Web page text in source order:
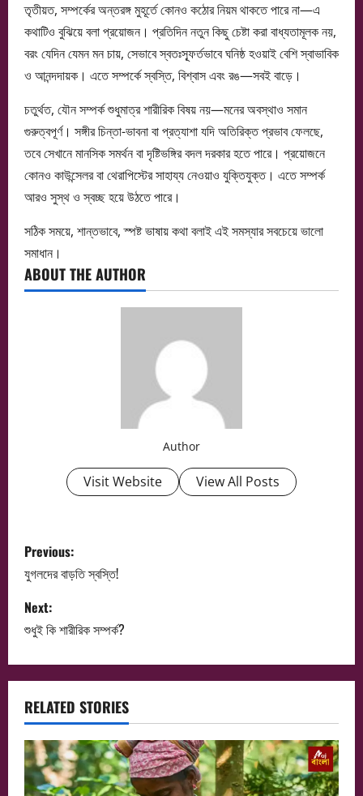
তৃতীয়ত, সম্পর্কের অন্তরঙ্গ মুহূর্তে কোনও কঠোর নিয়ম থাকতে পারে না—এ
কথাটিও বুঝিয়ে বলা প্রয়োজন। প্রতিদিন নতুন কিছু চেষ্টা করা বাধ্যতামূলক নয়,
বরং যেদিন যেমন মন চায়, সেভাবে স্বতঃস্ফূর্তভাবে ঘনিষ্ঠ হওয়াই বেশি স্বাভাবিক
ও আনন্দদায়ক। এতে সম্পর্কে স্বস্তি, বিশ্বাস এবং রঙ—সবই বাড়ে।
চতুর্থত, যৌন সম্পর্ক শুধুমাত্র শারীরিক বিষয় নয়—মনের অবস্থাও সমান
গুরুত্বপূর্ণ। সঙ্গীর চিন্তা-ভাবনা বা প্রত্যাশা যদি অতিরিক্ত প্রভাব ফেলছে,
তবে সেখানে মানসিক সমর্থন বা দৃষ্টিভঙ্গির বদল দরকার হতে পারে। প্রয়োজনে
কোনও কাউন্সেলর বা থেরাপিস্টের সাহায্য নেওয়াও যুক্তিযুক্ত। এতে সম্পর্ক
আরও সুস্থ ও স্বচ্ছ হয়ে উঠতে পারে।
সঠিক সময়ে, শান্তভাবে, স্পষ্ট ভাষায় কথা বলাই এই সমস্যার সবচেয়ে ভালো
সমাধান।
ABOUT THE AUTHOR
Author
Visit Website View All Posts
P
o
s
n
a
v
i
Previous:
যুগলদের বাড়তি স্বস্তি!
Next:
শুধুই কি শারীরিক সম্পর্ক?
RELATED STORIES